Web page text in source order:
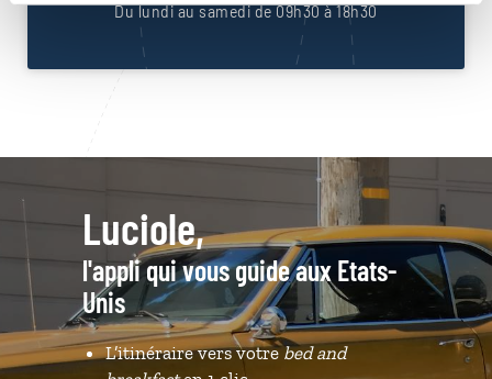
Du lundi au samedi de 09h30 à 18h30
Luciole,
l'appli qui vous guide aux Etats-
Unis
L’itinéraire vers votrebed and